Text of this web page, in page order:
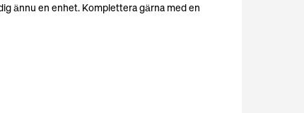
ännu en enhet. Komplettera gärna med en